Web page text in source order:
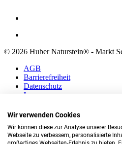
© 2026 Huber Naturstein® - Markt
AGB
Barrierefreiheit
Datenschutz
Impressum
AGB
Datenschutz
Impressum
Wir verwenden Cookies
Wir können diese zur Analyse unserer
Webseite zu verbessern, personalisierte